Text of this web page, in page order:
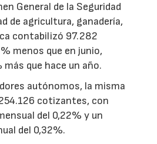
General de la Seguridad
de agricultura, ganadería,
contabilizó 97.282
menos que en junio,
más que hace un año.
autónomos, la misma
cotizantes, con
del 0,22% y un
del 0,32%.